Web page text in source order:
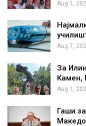
Aug 1,
Aug 7,
За
Камен,
Aug 1,
Гаши